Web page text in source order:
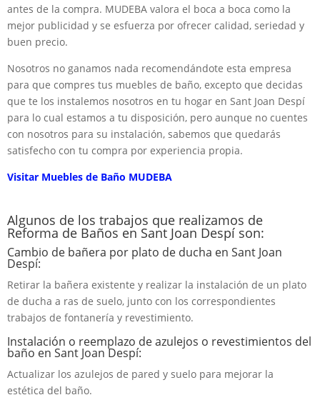
antes de la compra. MUDEBA valora el boca a boca como la
mejor publicidad y se esfuerza por ofrecer calidad, seriedad y
buen precio.
Nosotros no ganamos nada recomendándote esta empresa
para que compres tus muebles de baño, excepto que decidas
que te los instalemos nosotros en tu hogar en Sant Joan Despí
para lo cual estamos a tu disposición, pero aunque no cuentes
con nosotros para su instalación, sabemos que quedarás
satisfecho con tu compra por experiencia propia.
Visitar Muebles de Baño MUDEBA
Algunos de los trabajos que realizamos de
Reforma de Baños en Sant Joan Despí son:
Cambio de bañera por plato de ducha en Sant Joan
Despí:
Retirar la bañera existente y realizar la instalación de un plato
de ducha a ras de suelo, junto con los correspondientes
trabajos de fontanería y revestimiento.
Instalación o reemplazo de azulejos o revestimientos del
baño en Sant Joan Despí:
Actualizar los azulejos de pared y suelo para mejorar la
estética del baño.